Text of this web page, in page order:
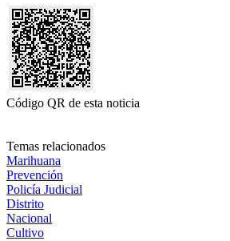
Código QR de esta noticia
Temas relacionados
Marihuana
Prevención
Policía Judicial
Distrito
Nacional
Cultivo